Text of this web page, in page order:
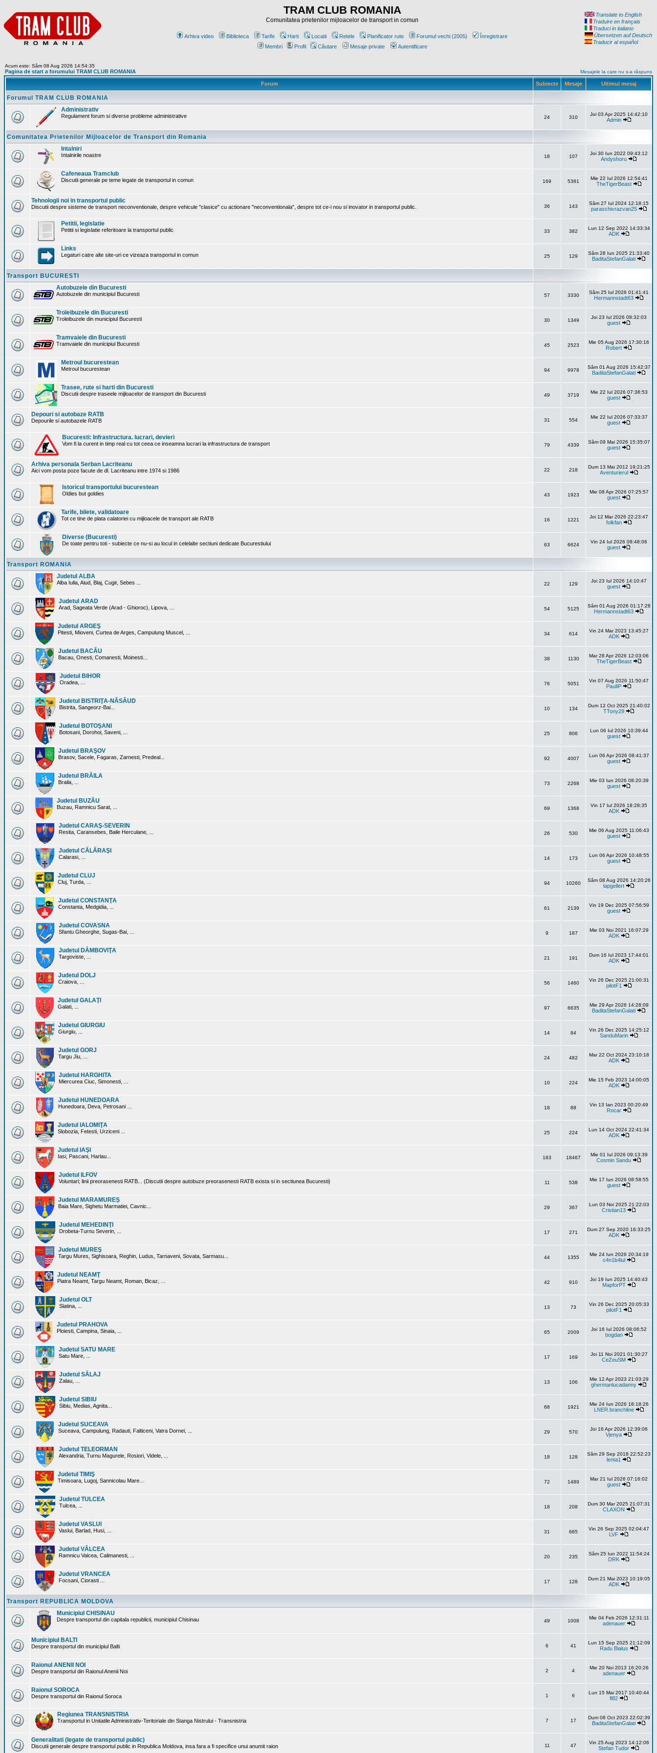
TRAM CLUB ROMANIA
Comunitatea prietenilor mijloacelor de transport in comun
Arhiva video Biblioteca Tarife Harti Locatii Retele Planificator rute Forumul vechi (2005)
Înregistrare
Membri
Profil Căutare Mesaje private Autentificare
Translate to English
Traduire en français
Traduci in italiano
Übersetzen auf Deutsch
Traducir al español
Acum este: Sâm 08 Aug 2026 14:54:35
Pagina de start a forumului TRAM CLUB ROMANIA Mesajele la care nu s-a răspuns
Forum Subiecte Mesaje Ultimul mesaj
Forumul TRAM CLUB ROMANIA
Administrativ
Regulament forum si diverse probleme administrative 24 310
Joi 03 Apr 2025 14:42:10
Admin
Comunitatea Prietenilor Mijloacelor de Transport din Romania
Intalniri
Intalnirile noastre 18 107
Joi 30 Iun 2022 09:43:12
Andyshoru
Cafeneaua Tramclub
Discutii generale pe teme legate de transportul in comun 169 5381
Mie 22 Iul 2026 12:54:41
TheTigerBeast
Tehnologii noi in transportul public
Discutii despre sisteme de transport neconventionale, despre vehicule "clasice" cu actionare "neconventionala", despre tot ce-i nou si inovator in transportul public. 36 143
Sâm 27 Iul 2024 12:18:15
paraschivrazvan25
Petitii, legislatie
Petitii si legislatie referitoare la transportul public 33 382
Lun 12 Sep 2022 14:33:34
ADK
Links
Legaturi catre alte site-uri ce vizeaza transportul in comun 25 129
Sâm 28 Iun 2025 21:33:40
BaditaStefanGalati
Transport BUCURESTI
Autobuzele din Bucuresti
Autobuzele din municipiul Bucuresti 57 3330
Sâm 25 Iul 2026 01:41:41
Hermannstadt63
Troleibuzele din Bucuresti
Troleibuzele din municipiul Bucuresti 30 1349
Joi 23 Iul 2026 08:32:03
guest
Tramvaiele din Bucuresti
Tramvaiele din municipiul Bucuresti 45 2523
Mie 05 Aug 2026 17:30:16
Robert
Metroul bucurestean
Metroul bucurestean 94 9978
Sâm 01 Aug 2026 15:42:37
BaditaStefanGalati
Trasee, rute si harti din Bucuresti
Discutii despre traseele mijloacelor de transport din Bucuresti 49 3719
Mie 22 Iul 2026 07:38:53
guest
Depouri si autobaze RATB
Depourile si autobazele RATB 31 554
Mie 22 Iul 2026 07:33:37
guest
Bucuresti: Infrastructura. lucrari, devieri
Vom fi la curent in timp real cu tot ceea ce inseamna lucrari la infrastructura de transport 79 4339
Sâm 09 Mai 2026 15:35:07
guest
Arhiva personala Serban Lacriteanu
Aici vom posta poze facute de dl. Lacriteanu intre 1974 si 1986 22 218
Dum 13 Mai 2012 19:21:25
Aventurierul
Istoricul transportului bucurestean
Oldies but goldies 43 1923
Mie 08 Apr 2026 07:25:57
guest
Tarife, bilete, validatoare
Tot ce tine de plata calatoriei cu mijloacele de transport ale RATB 16 1221
Joi 12 Mar 2026 22:23:47
folkfan
Diverse (Bucuresti)
De toate pentru toti - subiecte ce nu-si au locul in celelalte sectiuni dedicate Bucurestiului 63 6624
Vin 24 Iul 2026 08:48:06
guest
Transport ROMANIA
Judetul ALBA
Alba Iulia, Aiud, Blaj, Cugir, Sebes ... 22 129
Joi 23 Iul 2026 14:10:47
guest
Judetul ARAD
Arad, Sageata Verde (Arad - Ghioroc), Lipova, ... 54 5125
Sâm 01 Aug 2026 01:17:28
Hermannstadt63
Judetul ARGEŞ
Pitesti, Mioveni, Curtea de Arges, Campulung Muscel, ... 34 614
Vin 24 Mar 2023 13:45:27
ADK
Judetul BACĂU
Bacau, Onesti, Comanesti, Moinesti... 38 1130
Mar 28 Apr 2026 12:03:06
TheTigerBeast
Judetul BIHOR
Oradea, ... 76 5051
Vin 07 Aug 2026 11:50:47
PaulIP
Judetul BISTRIŢA-NĂSĂUD
Bistrita, Sangeorz-Bai... 10 134
Dum 12 Oct 2025 21:40:02
TTony29
Judetul BOTOŞANI
Botosani, Dorohoi, Saveni, ... 25 806
Lun 06 Iul 2026 10:39:44
guest
Judetul BRAŞOV
Brasov, Sacele, Fagaras, Zarnesti, Predeal... 92 4007
Lun 06 Apr 2026 08:41:37
guest
Judetul BRĂILA
Braila, ... 73 2268
Mie 03 Iun 2026 08:20:39
guest
Judetul BUZĂU
Buzau, Ramnicu Sarat, ... 69 1368
Vin 17 Iul 2026 18:28:35
ADK
Judetul CARAŞ-SEVERIN
Resita, Caransebes, Baile Herculane, ... 26 530
Mie 06 Aug 2025 11:06:43
guest
Judetul CĂLĂRAŞI
Calarasi, ... 14 173
Lun 06 Apr 2026 10:48:55
guest
Judetul CLUJ
Cluj, Turda, ... 94 10260
Sâm 08 Aug 2026 14:20:26
lapgellert
Judetul CONSTANŢA
Constanta, Medgidia, ... 61 2139
Vin 19 Dec 2025 07:56:59
guest
Judetul COVASNA
Sfantu Gheorghe, Sugas-Bai, ... 9 187
Mie 03 Noi 2021 16:07:29
ADK
Judetul DÂMBOVIŢA
Targoviste, ... 21 191
Dum 16 Iul 2023 17:44:01
ADK
Judetul DOLJ
Craiova, ... 56 1460
Vin 26 Dec 2025 21:00:31
pilotF1
Judetul GALAŢI
Galati, ... 97 6635
Mie 29 Apr 2026 14:28:09
BaditaStefanGalati
Judetul GIURGIU
Giurgiu, ... 14 84
Vin 26 Dec 2025 14:25:12
SanduMarin
Judetul GORJ
Targu Jiu, ... 24 482
Mar 22 Oct 2024 23:10:18
ADK
Judetul HARGHITA
Miercurea Ciuc, Simonesti, ... 10 224
Mie 15 Feb 2023 14:00:05
ADK
Judetul HUNEDOARA
Hunedoara, Deva, Petrosani ... 18 88
Vin 13 Ian 2023 00:20:49
Rocar
Judetul IALOMIŢA
Slobozia, Fetesti, Urziceni ... 25 224
Lun 14 Oct 2024 22:41:34
ADK
Judetul IAŞI
Iasi, Pascani, Harlau... 183 18467
Mie 01 Iul 2026 09:13:39
Cosmin Sandu
Judetul ILFOV
Voluntari; linii preorasenesti RATB... (Discutii despre autobuze preorasenesti RATB exista si in sectiunea Bucuresti) 11 538
Mie 17 Iun 2026 08:58:55
guest
Judetul MARAMUREŞ
Baia Mare, Sighetu Marmatiei, Cavnic... 29 367
Lun 03 Noi 2025 21:22:03
Cristian13
Judetul MEHEDINŢI
Drobeta-Turnu Severin, ... 17 271
Dum 27 Sep 2020 16:33:25
ADK
Judetul MUREŞ
Targu Mures, Sighisoara, Reghin, Ludus, Tarnaveni, Sovata, Sarmasu... 44 1355
Mie 24 Iun 2026 20:34:19
c4n1b4lul
Judetul NEAMŢ
Piatra Neamt, Targu Neamt, Roman, Bicaz, ... 42 910
Joi 19 Iun 2025 14:40:43
MapforPT
Judetul OLT
Slatina, ... 13 73
Vin 26 Dec 2025 20:05:33
pilotF1
Judetul PRAHOVA
Ploiesti, Campina, Sinaia, ... 65 2009
Joi 16 Iul 2026 08:06:52
bogdan
Judetul SATU MARE
Satu Mare, ... 17 169
Joi 11 Noi 2021 01:30:27
CeZeuSM
Judetul SĂLAJ
Zalau, ... 13 106
Mie 12 Apr 2023 21:03:29
ghermanlucadanny
Judetul SIBIU
Sibiu, Medias, Agnita... 68 1921
Mie 24 Iun 2026 18:18:26
LNER.branchline
Judetul SUCEAVA
Suceava, Campulung, Radauti, Falticeni, Vatra Dornei, ... 29 570
Joi 16 Apr 2026 12:39:06
Vjenya
Judetul TELEORMAN
Alexandria, Turnu Magurele, Rosiori, Videle, ... 18 128
Sâm 29 Sep 2018 22:52:23
lenta1
Judetul TIMIŞ
Timisoara, Lugoj, Sannicolau Mare... 72 1489
Mar 21 Iul 2026 07:16:02
guest
Judetul TULCEA
Tulcea, ... 18 208
Dum 30 Mar 2025 21:07:31
CLAXON
Judetul VASLUI
Vaslui, Barlad, Husi, ... 31 665
Vin 26 Sep 2025 02:04:47
LVF
Judetul VÂLCEA
Ramnicu Valcea, Calimanesti, ... 20 235
Sâm 25 Iun 2022 11:54:24
DRK
Judetul VRANCEA
Focsani, Ciorasti ... 17 128
Dum 21 Mai 2023 10:19:05
ADK
Transport REPUBLICA MOLDOVA
Municipiul CHISINAU
Despre transportul din capitala republicii, municipiul Chisinau 49 1008
Mie 04 Feb 2026 12:31:11
adenauer
Municipiul BALTI
Despre transportul din municipiul Balti 6 41
Lun 15 Sep 2025 21:12:09
Radu Bialus
Raionul ANENII NOI
Despre transportul din Raionul Anenii Noi 2 4
Mie 20 Noi 2013 16:20:26
adenauer
Raionul SOROCA
Despre transportul din Raionul Soroca 1 6
Lun 15 Mai 2017 10:40:44
fl82
Regiunea TRANSNISTRIA
Transportul in Unitatile Administrativ-Teritoriale din Stanga Nistrului - Transnistria 7 17
Dum 08 Oct 2023 22:02:39
BaditaStefanGalati
Generalitati (legate de transportul public)
Discutii generale despre transportul public in Republica Moldova, insa fara a fi specifice unui anumit raion 11 47
Vin 25 Aug 2023 14:12:06
Stefan Tudor